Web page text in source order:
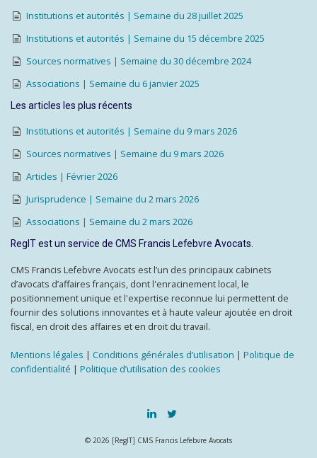
Institutions et autorités | Semaine du 28 juillet 2025
Institutions et autorités | Semaine du 15 décembre 2025
Sources normatives | Semaine du 30 décembre 2024
Associations | Semaine du 6 janvier 2025
Les articles les plus récents
Institutions et autorités | Semaine du 9 mars 2026
Sources normatives | Semaine du 9 mars 2026
Articles | Février 2026
Jurisprudence | Semaine du 2 mars 2026
Associations | Semaine du 2 mars 2026
RegIT est un service de CMS Francis Lefebvre Avocats.
CMS Francis Lefebvre Avocats est l’un des principaux cabinets
d’avocats d’affaires français, dont l'enracinement local, le
positionnement unique et l'expertise reconnue lui permettent de
fournir des solutions innovantes et à haute valeur ajoutée en droit
fiscal, en droit des affaires et en droit du travail.
Mentions légales | Conditions générales d’utilisation | Politique de
confidentialité | Politique d’utilisation des cookies
© 2026 [RegIT] CMS Francis Lefebvre Avocats